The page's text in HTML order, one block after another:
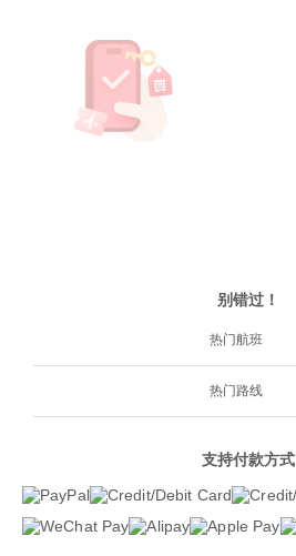
别错过！
热门航班
热门路线
支持付款方式